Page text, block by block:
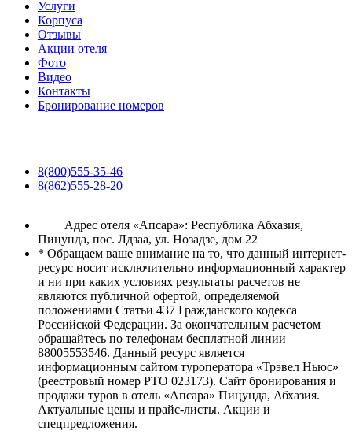
Услуги
Корпуса
Отзывы
Акции отеля
Фото
Видео
Контакты
Бронирование номеров
8(800)555-35-46
8(862)555-28-20
Адрес отеля «Апсара»: Республика Абхазия,
Пицунда, пос. Лдзаа, ул. Нозадзе, дом 22
* Обращаем ваше внимание на то, что данный интернет-
ресурс носит исключительно информационный характер
и ни при каких условиях результаты расчетов не
являются публичной офертой, определяемой
положениями Статьи 437 Гражданского кодекса
Российской Федерации. За окончательным расчетом
обращайтесь по телефонам бесплатной линии
88005553546. Данный ресурс является
информационным сайтом туроператора «Трэвел Ньюс»
(реестровый номер РТО 023173). Сайт бронирования и
продажи туров в отель «Апсара» Пицунда, Абхазия.
Актуальные цены и прайс-листы. Акции и
спецпредложения.